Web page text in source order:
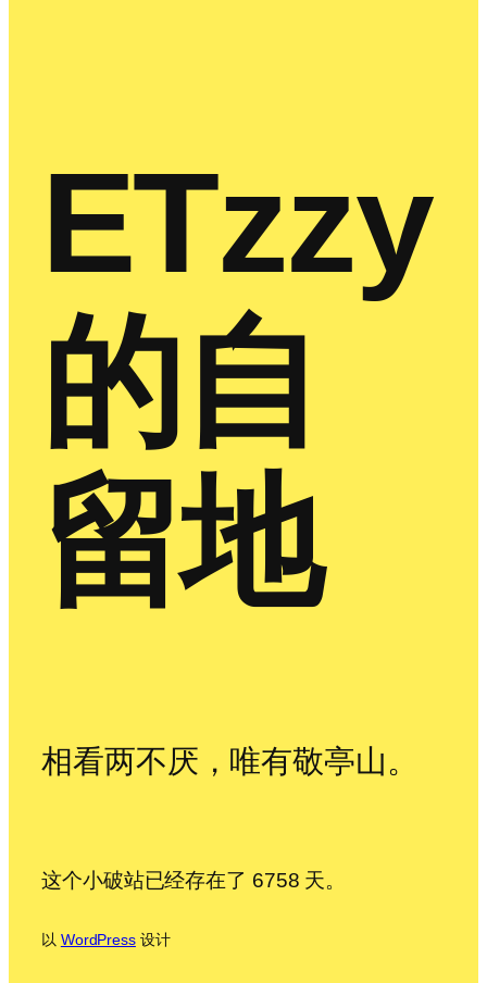
ETzzy
的自
留地
相看两不厌，唯有敬亭山。
这个小破站已经存在了 6758 天。
以 WordPress设计